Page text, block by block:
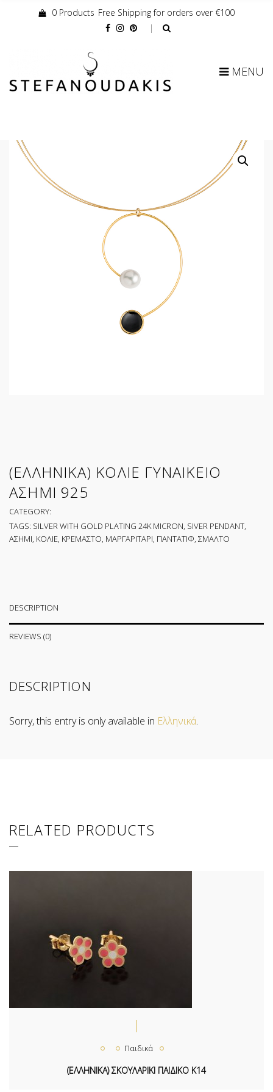
Cart:
0 Products Free Shipping for orders over €100
MENU
(ΕΛΛΗΝΙΚΑ) ΚΟΛΙΕ ΓΥΝΑΙΚΕΙΟ
ΑΣΗΜΙ 925
CATEGORY:
TAGS: SILVER WITH GOLD PLATING 24K MICRON, SIVER PENDANT,
ΑΣΗΜΙ, ΚΟΛΙΕ, ΚΡΕΜΑΣΤΟ, ΜΑΡΓΑΡΙΤΑΡΙ, ΠΑΝΤΑΤΙΦ, ΣΜΑΛΤΟ
DESCRIPTION
REVIEWS (0)
DESCRIPTION
Sorry, this entry is only available in Ελληνικά.
RELATED PRODUCTS
Παιδικά
(ΕΛΛΗΝΙΚΑ) ΣΚΟΥΛΑΡΙΚΙ ΠΑΙΔΙΚΟ Κ14